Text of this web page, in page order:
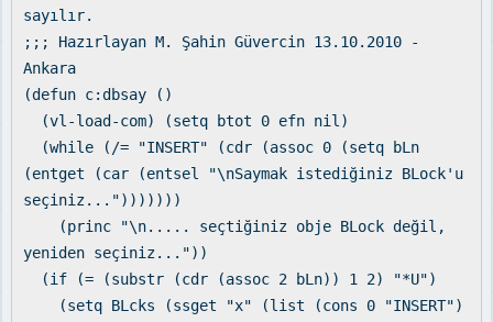
sayılır.
;;; Hazırlayan M. Şahin Güvercin 13.10.2010 -
Ankara
(defun c:dbsay ()
(vl-load-com) (setq btot 0 efn nil)
(while (/= "INSERT" (cdr (assoc 0 (setq bLn
(entget (car (entsel "\nSaymak istediğiniz BLock'u
seçiniz...")))))))
(princ "\n..... seçtiğiniz obje BLock değil,
yeniden seçiniz..."))
(if (= (substr (cdr (assoc 2 bLn)) 1 2) "*U")
(setq BLcks (ssget "x" (list (cons 0 "INSERT")